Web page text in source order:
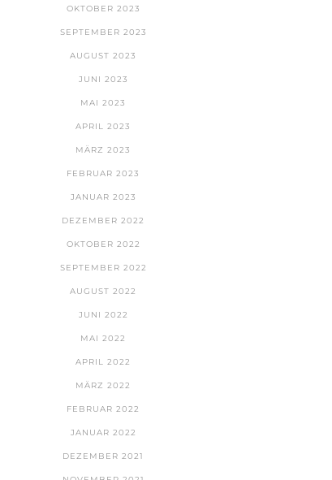
OKTOBER 2023
SEPTEMBER 2023
AUGUST 2023
JUNI 2023
MAI 2023
APRIL 2023
MÄRZ 2023
FEBRUAR 2023
JANUAR 2023
DEZEMBER 2022
OKTOBER 2022
SEPTEMBER 2022
AUGUST 2022
JUNI 2022
MAI 2022
APRIL 2022
MÄRZ 2022
FEBRUAR 2022
JANUAR 2022
DEZEMBER 2021